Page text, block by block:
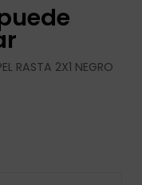
2X1 NEGRO